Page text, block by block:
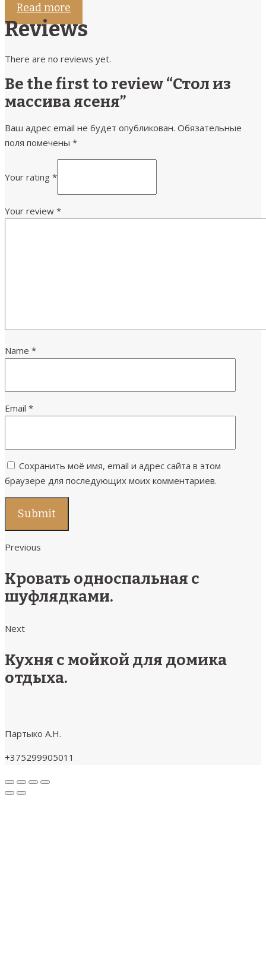
Read more
Reviews
There are no reviews yet.
Be the first to review “Стол из
массива ясеня”
Ваш адрес email не будет опубликован. Обязательные
поля помечены *
Your rating *
Your review *
Name *
Email *
Сохранить моё имя, email и адрес сайта в этом
браузере для последующих моих комментариев.
Previous
Кровать односпальная с
шуфлядками.
Next
Кухня с мойкой для домика
отдыха.
Партыко А.Н.
+375299905011